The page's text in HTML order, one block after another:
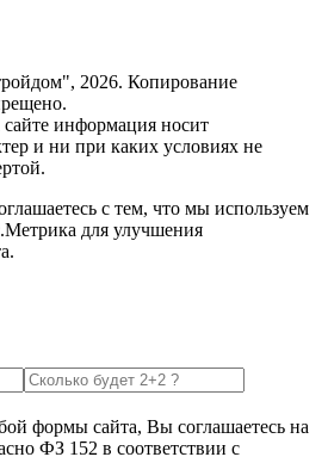
2026. Копирование
сайте информация носит
и ни при каких условиях не
с тем, что мы используем
для улучшения
формы сайта, Вы соглашаетесь на
ФЗ 152 в соответствии с